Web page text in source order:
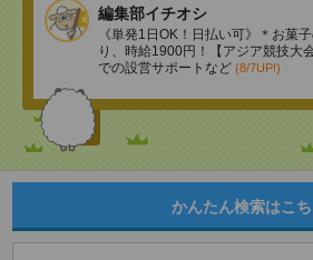
編集部イチオシ
《単発1日OK！日払い可》＊お菓
り、時給1900円！【アジア競技大
での設営サポートなど (8/7UP!)
かんたん検索はこ